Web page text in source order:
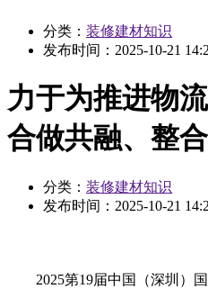
分类： 装修建材知识
发布时间： 2025-10-21
力于为推进物
合做共融、整
分类： 装修建材知识
发布时间： 2025-10-21
2025第19届中国（深圳）国